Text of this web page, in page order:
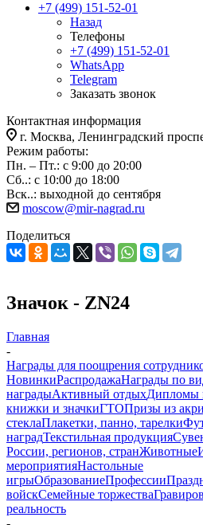
+7 (499) 151-52-01
Назад
Телефоны
+7 (499) 151-52-01
WhatsApp
Telegram
Заказать звонок
Контактная информация
г. Москва, Ленинградский
Режим работы:
Пн. – Пт.: с 9:00 до 20:00
Сб..: с 10:00 до 18:00
Вск..: выходной до сентября
moscow@mir-nagrad.ru
Поделиться
Значок - ZN24
Главная
-
Награды для поощрения
НовинкиРаспродажаНаграды по
наградыАктивный отдыхДипломы
книжки и значкиГТОПризы из
стеклаПлакетки, панно, тарелки
наградТекстильная продукция
России, регионов, странЖивотные
мероприятияНастольные
игрыОбразованиеПрофессии
войскСемейные торжества
реальность